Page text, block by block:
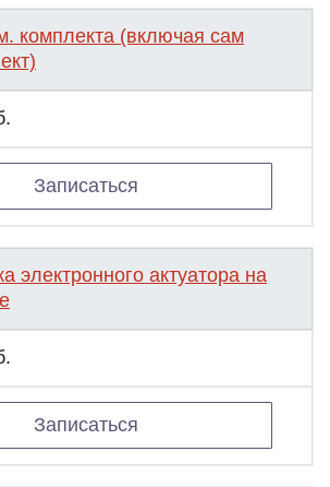
комплекта (включая сам
Записаться
электронного актуатора на
Записаться